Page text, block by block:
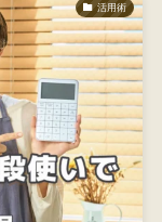
活用術